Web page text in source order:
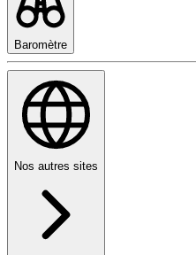
Baromètre
Nos autres sites